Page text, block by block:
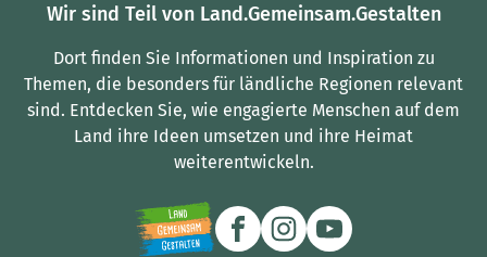
Wir sind Teil von Land.Gemeinsam.Gestalten
Dort finden Sie Informationen und Inspiration zu
Themen, die besonders für ländliche Regionen relevant
sind. Entdecken Sie, wie engagierte Menschen auf dem
Land ihre Ideen umsetzen und ihre Heimat
weiterentwickeln.